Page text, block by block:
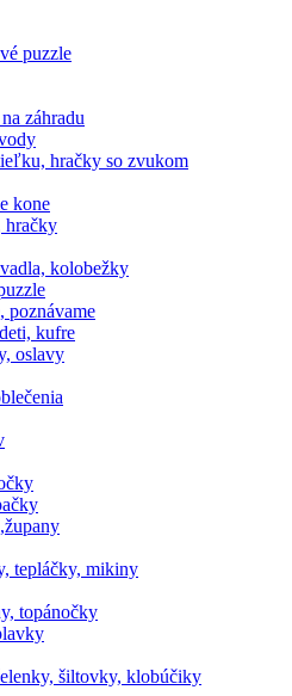
puzzle
záhradu
hračky so zvukom
kone
hračky
kolobežky
poznávame
kufre
oslavy
tepláčky, mikiny
topánočky
šiltovky, klobúčiky